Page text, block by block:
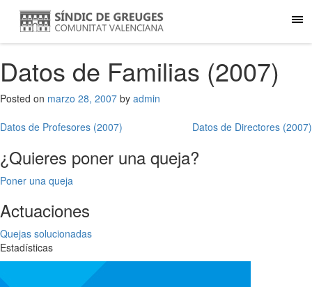
Datos de Familias (2007)
Posted on marzo 28, 2007 by admin
Navegación
de
entradas
Datos de Profesores (2007) Datos de Directores (2007)
¿Quieres poner una queja?
Poner una queja
Actuaciones
Quejas solucionadas
Estadísticas